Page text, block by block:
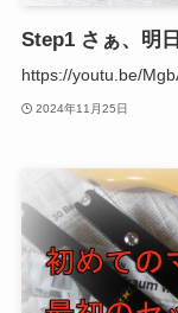
Step1 さぁ、明
https://youtu.be/
2024年11月25日